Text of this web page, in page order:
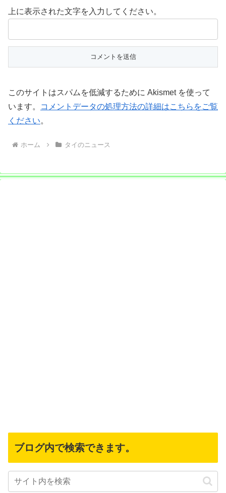
上に表示された文字を入力してください。
このサイトはスパムを低減するために Akismet を使って
います。
コメントデータの処理方法の詳細はこちらをご覧
ください。
ホーム タイのニュース
ブログ内で検索できます。